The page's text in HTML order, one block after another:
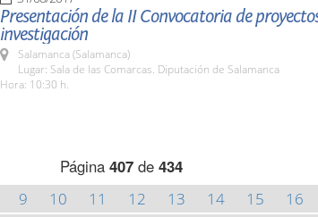
Presentación de la II Convocatoria de
investigación
Salamanca (Salamanca)
Lugar: Sala de las Comarcas. Diputación de Salamanca
Hora: 10:30 h.
Página 407de 434
9 10 11 12 13 14 15 16